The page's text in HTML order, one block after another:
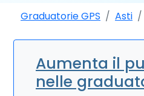
Graduatorie GPS Asti
Aumenta il
nelle